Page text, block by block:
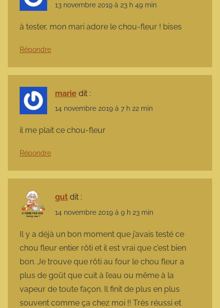
13 novembre 2019 à 23 h 49 min
à tester, mon mari adore le chou-fleur ! bises
Répondre
marie dit :
14 novembre 2019 à 7 h 22 min
il me plait ce chou-fleur
Répondre
gut dit :
14 novembre 2019 à 9 h 23 min
Il y a déjà un bon moment que j’avais testé ce
chou fleur entier rôti et il est vrai que c’est bien
bon. Je trouve que rôti au four le chou fleur a
plus de goût que cuit à l’eau ou même à la
vapeur de toute façon. Il finit de plus en plus
souvent comme ça chez moi !! Très réussi et